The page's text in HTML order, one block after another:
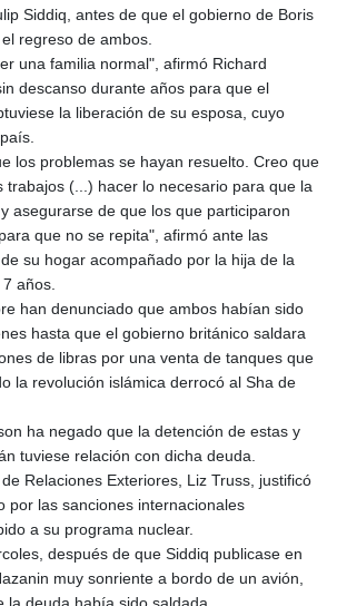
Siddiq, antes de que el gobierno de Boris
regreso de ambos.
una familia normal", afirmó Richard
descanso durante años para que el
la liberación de su esposa, cuyo
los problemas se hayan resuelto. Creo que
trabajos (...) hacer lo necesario para que la
asegurarse de que los que participaron
que no se repita", afirmó ante las
su hogar acompañado por la hija de la
años.
han denunciado que ambos habían sido
hasta que el gobierno británico saldara
de libras por una venta de tanques que
la revolución islámica derrocó al Sha de
ha negado que la detención de estas y
tuviese relación con dicha deuda.
Relaciones Exteriores, Liz Truss, justificó
por las sanciones internacionales
a su programa nuclear.
después de que Siddiq publicase en
muy sonriente a bordo de un avión,
la deuda había sido saldada.